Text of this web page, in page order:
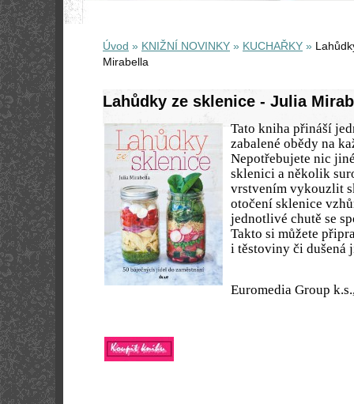
Úvod » KNIŽNÍ NOVINKY » KUCHAŘKY »
Mirabella
Lahůdky ze sklenice - Julia
Tato kniha přináší
zabalené obědy na
Nepotřebujete nic
sklenici a několik
vrstvením vykouzlit
otočení sklenice
jednotlivé chutě se
Takto si můžete
i těstoviny či dušená
Euromedia Group